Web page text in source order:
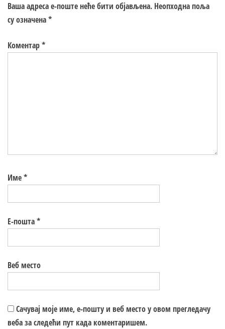
Ваша адреса е-поште неће бити објављена. Неопходна поља
су означена*
Коментар*
Име*
Е-пошта*
Веб место
Сачувај моје име, е-пошту и веб место у овом прегледачу
веба за следећи пут када коментаришем.